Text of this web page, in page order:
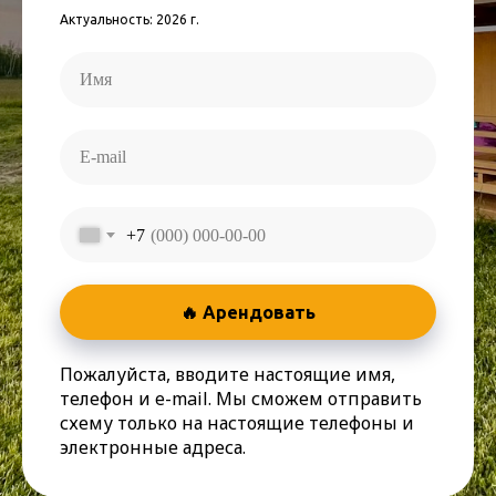
Актуальность: 2026 г.
+7
🔥 Арендовать
Пожалуйста, вводите настоящие имя,
телефон и e-mail. Мы сможем отправить
схему только на настоящие телефоны и
электронные адреса.